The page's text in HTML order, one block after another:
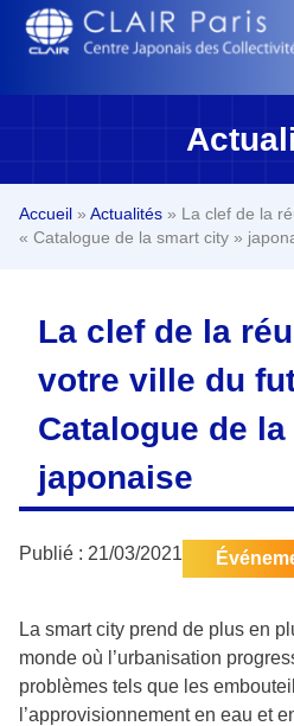
Accueil » Actualités » La clef de la
« Catalogue de la smart city »
La clef de la
votre ville du
Catalogue de
japonaise
Publié : 21/03/2021
La smart city prend de plus en
monde où l’urbanisation
problèmes tels que les
l’approvisionnement en eau et